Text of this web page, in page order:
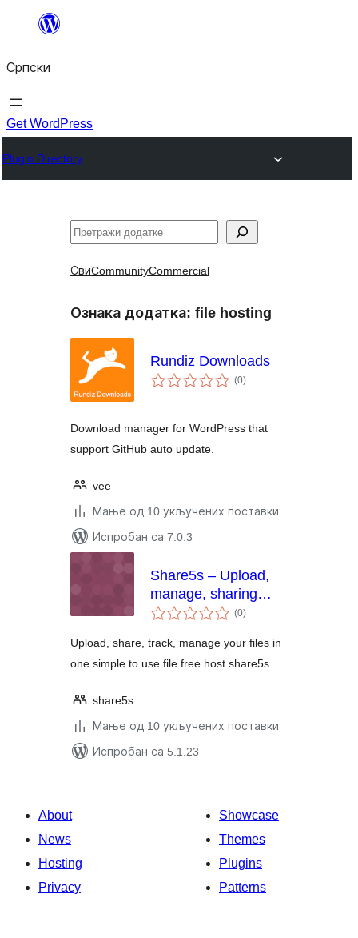
Скочи
садржај
Српски
Get WordPress
Plugin Directory
Претрага
СвиCommunityCommercial
Ознака додатка: file hosting
Rundiz Downloads
(0укупних
оцена
)
Download manager for WordPress that
support GitHub auto update.
vee
Мање од 10 укључених поставки
Испробан са 7.0.3
Share5s – Upload,
manage, sharing
your file in free file
(0укупних
оцена
)
Upload, share, track, manage your files in
one simple to use file free host share5s.
share5s
Мање од 10 укључених поставки
Испробан са 5.1.23
About
News
Hosting
Privacy
Showcase
Themes
Plugins
Patterns